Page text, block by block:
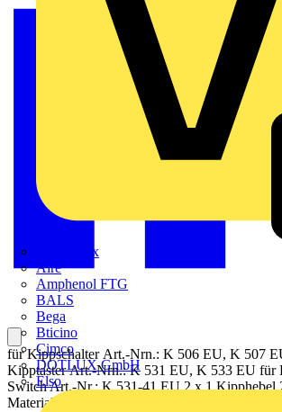
Adaptaflex
Alre
Amphenol FTG
BALS
Bega
Bticino
Cimco
DOTLUX GmbH
Elso
für Kippschalter Art.-Nrn.: K 506 EU, K 507
Kipptaster Art.-Nrn.: K 531 EU, K 533 EU für
Switch Art.-Nr.: K 531-41 EU 2 x 1 Kipphebel
Material: Messing